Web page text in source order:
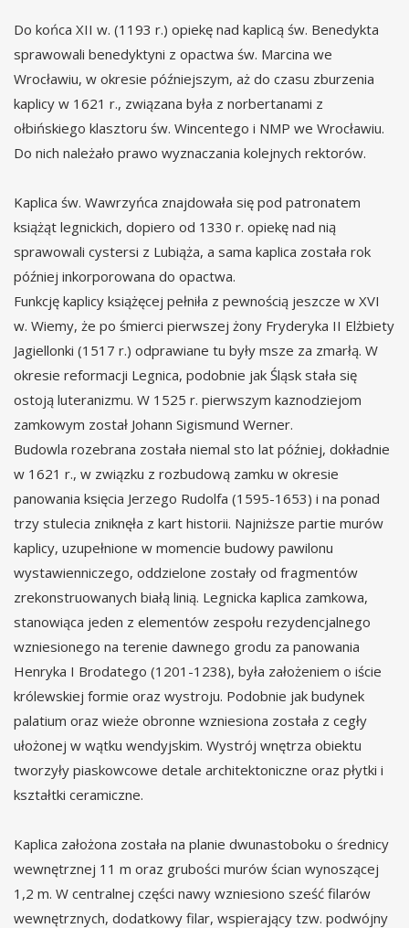
Do końca XII w. (1193 r.) opiekę nad kaplicą św. Benedykta
sprawowali benedyktyni z opactwa św. Marcina we
Wrocławiu, w okresie późniejszym, aż do czasu zburzenia
kaplicy w 1621 r., związana była z norbertanami z
ołbińskiego klasztoru św. Wincentego i NMP we Wrocławiu.
Do nich należało prawo wyznaczania kolejnych rektorów.
Kaplica św. Wawrzyńca znajdowała się pod patronatem
książąt legnickich, dopiero od 1330 r. opiekę nad nią
sprawowali cystersi z Lubiąża, a sama kaplica została rok
później inkorporowana do opactwa.
Funkcję kaplicy książęcej pełniła z pewnością jeszcze w XVI
w. Wiemy, że po śmierci pierwszej żony Fryderyka II Elżbiety
Jagiellonki (1517 r.) odprawiane tu były msze za zmarłą. W
okresie reformacji Legnica, podobnie jak Śląsk stała się
ostoją luteranizmu. W 1525 r. pierwszym kaznodziejom
zamkowym został Johann Sigismund Werner.
Budowla rozebrana została niemal sto lat później, dokładnie
w 1621 r., w związku z rozbudową zamku w okresie
panowania księcia Jerzego Rudolfa (1595-1653) i na ponad
trzy stulecia zniknęła z kart historii. Najniższe partie murów
kaplicy, uzupełnione w momencie budowy pawilonu
wystawienniczego, oddzielone zostały od fragmentów
zrekonstruowanych białą linią. Legnicka kaplica zamkowa,
stanowiąca jeden z elementów zespołu rezydencjalnego
wzniesionego na terenie dawnego grodu za panowania
Henryka I Brodatego (1201-1238), była założeniem o iście
królewskiej formie oraz wystroju. Podobnie jak budynek
palatium oraz wieże obronne wzniesiona została z cegły
ułożonej w wątku wendyjskim. Wystrój wnętrza obiektu
tworzyły piaskowcowe detale architektoniczne oraz płytki i
kształtki ceramiczne.
Kaplica założona została na planie dwunastoboku o średnicy
wewnętrznej 11 m oraz grubości murów ścian wynoszącej
1,2 m. W centralnej części nawy wzniesiono sześć filarów
wewnętrznych, dodatkowy filar, wspierający tzw. podwójny